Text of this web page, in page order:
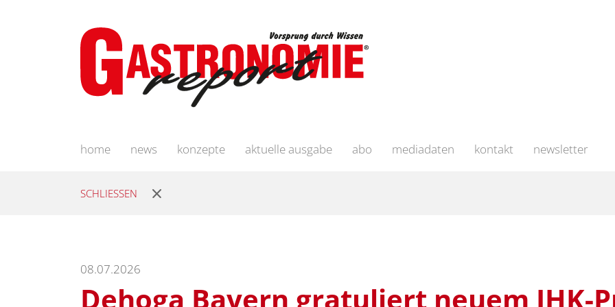
home news konzepte aktuelle ausgabe abo mediadaten kontakt newsletter
SCHLIESSEN
08.07.2026
Dehoga Bayern gratuliert neuem IHK-